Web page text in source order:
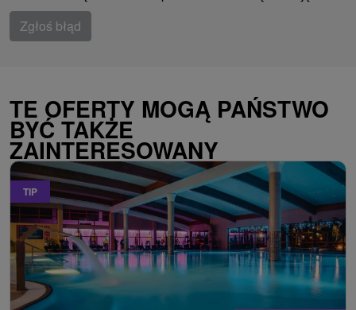
Zgłoś błąd
TE OFERTY MOGĄ PAŃSTWO
BYĆ TAKŻE
ZAINTERESOWANY
TIP